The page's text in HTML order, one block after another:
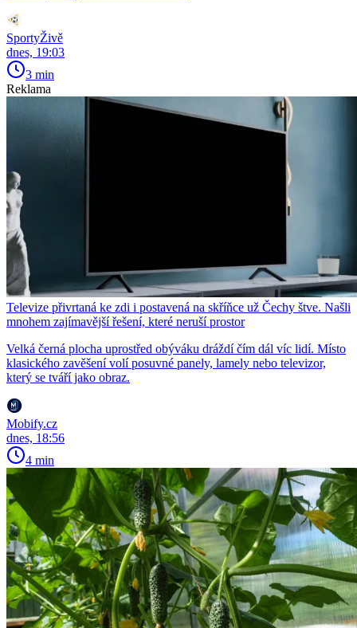
SportyŽivě
dnes, 19:03
3 min
Reklama
Televize přivrtaná ke zdi i postavená na skříňce už Čechy štve. Našli
mnohem zajímavější řešení, které neruší prostor
Velká černá plocha uprostřed obýváku dráždí čím dál víc lidí. Místo
klasického zavěšení volí posuvné panely, lamely nebo televizor,
který se tváří jako obraz.
Mobify.cz
dnes, 18:56
4 min